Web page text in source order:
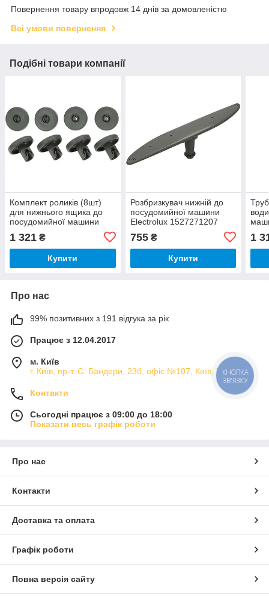
Повернення товару впродовж 14 днів за домовленістю
Всі умови повернення
Подібні товари компанії
Комплект роликів (8шт)
для нижнього ящика до
посудомийної машини
1 321 ₴
Купити
Розбризкувач нижній до
посудомийної машини
Electrolux 1527271207
755₴
Купити
1
Про нас
99% позитивних з 191 відгука за рік
Працює з 12.04.2017
м. Київ
г. Київ, пр-т. С. Бандери, 23б, офіс №107, Київ, Україна
Контакти
Сьогодні працює з 09:00 до 18:00
Показати весь графік роботи
Про нас
Контакти
Доставка та оплата
Графік роботи
Повна версія сайту
КНОПКА
ЗВ'ЯЗКУ